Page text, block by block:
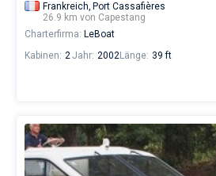
Frankreich, Port Cassafières
26.9 km von Capestang
Charterfirma: LeBoat
Kabinen: 2Jahr: 2002Länge: 39 ft